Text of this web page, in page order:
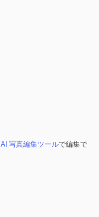
AI 写真編集ツールで編集で